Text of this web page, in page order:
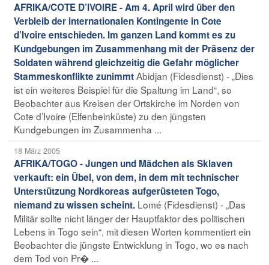
AFRIKA/COTE D’IVOIRE - Am 4. April wird über den
Verbleib der internationalen Kontingente in Cote
d’Ivoire entschieden. Im ganzen Land kommt es zu
Kundgebungen im Zusammenhang mit der Präsenz der
Soldaten während gleichzeitig die Gefahr möglicher
Stammeskonflikte zunimmtAbidjan (Fidesdienst) - „Dies
ist ein weiteres Beispiel für die Spaltung im Land“, so
Beobachter aus Kreisen der Ortskirche im Norden von
Cote d’Ivoire (Elfenbeinküste) zu den jüngsten
Kundgebungen im Zusammenha ...
18 März 2005
AFRIKA/TOGO - Jungen und Mädchen als Sklaven
verkauft: ein Übel, von dem, in dem mit technischer
Unterstützung Nordkoreas aufgerüsteten Togo,
niemand zu wissen scheint. Lomé (Fidesdienst) - „Das
Militär sollte nicht länger der Hauptfaktor des politischen
Lebens in Togo sein“, mit diesen Worten kommentiert ein
Beobachter die jüngste Entwicklung in Togo, wo es nach
dem Tod von Pr� ...